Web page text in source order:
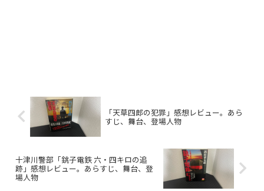
「天草四郎の犯罪」感想レビュー。あら
すじ、舞台、登場人物
十津川警部「銚子電鉄 六・四キロの追
跡」感想レビュー。あらすじ、舞台、登
場人物